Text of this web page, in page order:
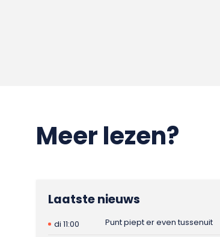
Meer lezen?
Laatste nieuws
di 11:00
Punt piept er even tussenuit